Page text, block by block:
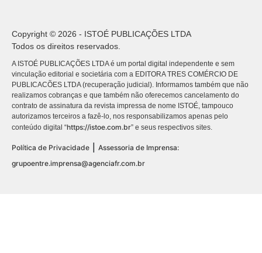
Copyright © 2026 - ISTOÉ PUBLICAÇÕES LTDA
Todos os direitos reservados.
A ISTOÉ PUBLICAÇÕES LTDA é um portal digital independente e sem
vinculação editorial e societária com a EDITORA TRES COMÉRCIO DE
PUBLICACÕES LTDA (recuperação judicial). Informamos também que não
realizamos cobranças e que também não oferecemos cancelamento do
contrato de assinatura da revista impressa de nome ISTOÉ, tampouco
autorizamos terceiros a fazê-lo, nos responsabilizamos apenas pelo
conteúdo digital “https://istoe.com.br” e seus respectivos sites.
Política de Privacidade
Assessoria de Imprensa:
grupoentre.imprensa@agenciafr.com.br